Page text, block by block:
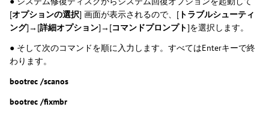
[オプションの選択] 画面が表示されるので、[ トラブルシューティ
ング]→[詳細オプション]→[コマンドプロンプト]を選択します。
● そして次のコマンドを順に入力します。すべてはEnterキーで終
わります。
bootrec /scanos
bootrec /fixmbr